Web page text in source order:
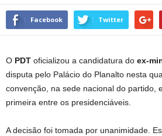
Facebook Twitter
O PDT oficializou a candidatura do ex-
disputa pelo Palácio do Planalto nesta
convenção, na sede nacional do partido,
primeira entre os presidenciáveis.
A decisão foi tomada por unanimidade.